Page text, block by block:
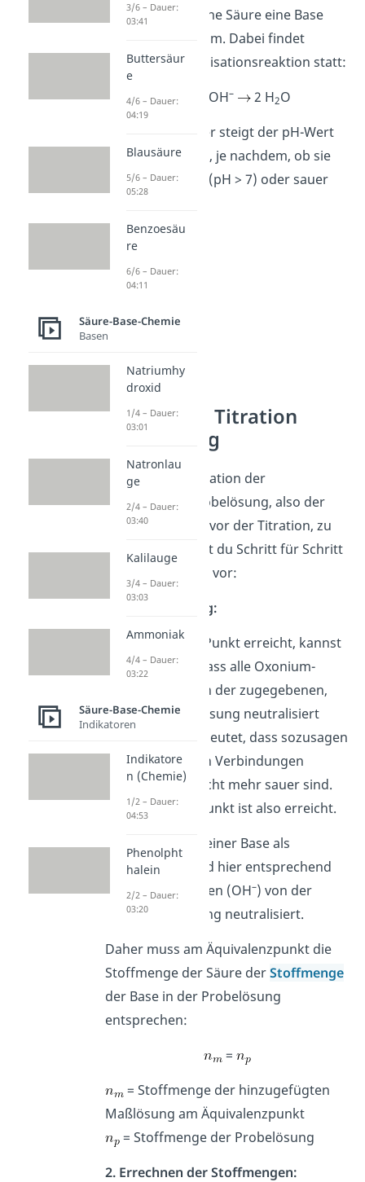
also entweder eine Säure eine Base
oder andersherum. Dabei findet
folgende Neutralisationsreaktion statt:
H3 + OH– 2 H2O
Hierbei sinkt oder steigt der pH-Wert
der Probelösung, je nachdem, ob sie
anfangs basisch (pH > 7) oder sauer
Säure Base Titration
Berechnung
Um die Konzentration der
anfänglichen Probelösung, also der
Säure oder Base vor der Titration, zu
berechnen, gehst du Schritt für Schritt
folgendermaßen vor:
1. Voraussetzung:
Ist der neutrale Punkt erreicht, kannst
du annehmen, dass alle Oxonium-
) von der zugegebenen,
basischen Maßlösung neutralisiert
wurden. Das bedeutet, dass sozusagen
die Säureteilchen Verbindungen
eingehen und nicht mehr sauer sind.
Der Äquivalenzpunkt ist also erreicht.
Aufgepasst:
Bei einer Base als
Probelösung sind hier entsprechend
die Hydroxid-Ionen (OH–) von der
sauren Maßlösung neutralisiert.
Daher muss am Äquivalenzpunkt die
Stoffmenge der Säure derStoffmenge
der Base in der Probelösung
entsprechen:
=
= Stoffmenge der hinzugefügten
Maßlösung am Äquivalenzpunkt
= Stoffmenge der Probelösung
2. Errechnen der Stoffmengen:
3/6 – Dauer:
03:41
Buttersäur
e
4/6 – Dauer:
04:19
Blausäure
5/6 – Dauer:
05:28
Benzoesäu
re
6/6 – Dauer:
04:11
Säure-Base-Chemie
Basen
Natriumhy
droxid
1/4 – Dauer:
03:01
Natronlau
ge
2/4 – Dauer:
03:40
Kalilauge
3/4 – Dauer:
03:03
Ammoniak
4/4 – Dauer:
03:22
Säure-Base-Chemie
Indikatoren
Indikatore
n (Chemie)
1/2 – Dauer:
04:53
Phenolpht
halein
2/2 – Dauer:
03:20